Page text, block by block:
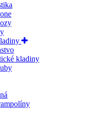
kladiny